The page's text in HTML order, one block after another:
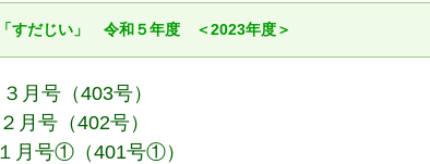
「すだじい」 令和５年度 ＜2023年度＞
３月号（403号）
２月号（402号）
１月号①（401号①）